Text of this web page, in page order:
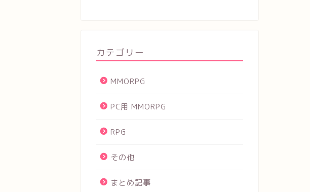
カテゴリー
MMORPG
PC用 MMORPG
RPG
その他
まとめ記事